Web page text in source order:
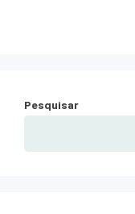
Pesquisar